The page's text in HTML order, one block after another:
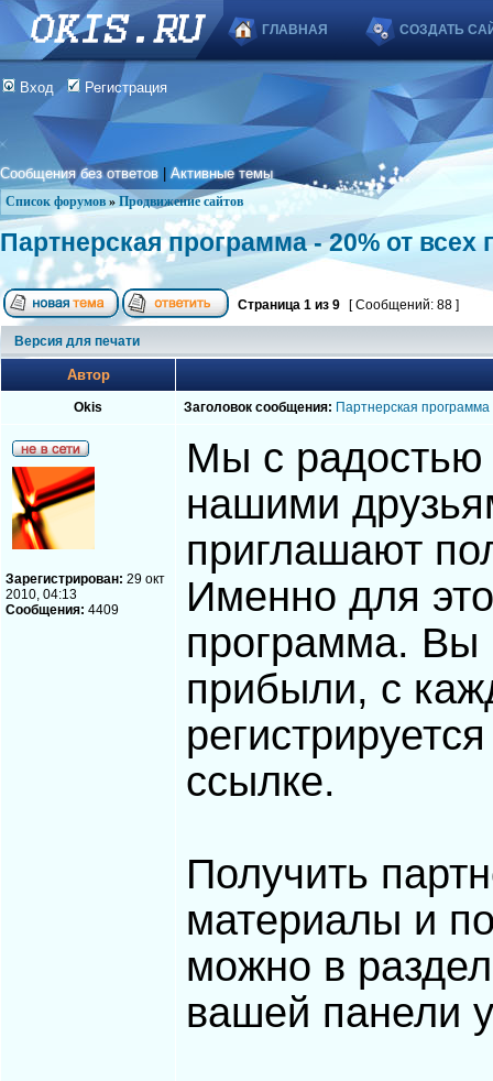
ГЛАВНАЯ СОЗДАТЬ
Вход Регистрация
Сообщения без ответов |Активные темы
Список форумов » Продвижение сайтов
Партнерская программа - 20% от всех
Страница 1 из 9 [ Сообщений: 88 ]
Версия для печати
Автор
Okis Заголовок сообщения: Партнерская
Зарегистрирован: 29 окт
2010, 04:13
Сообщения: 4409
Мы с радостью
нашими
приглашают
Именно для
программа. Вы
прибыли, с
ссылке.
Получить
материалы и
можно в
вашей панели